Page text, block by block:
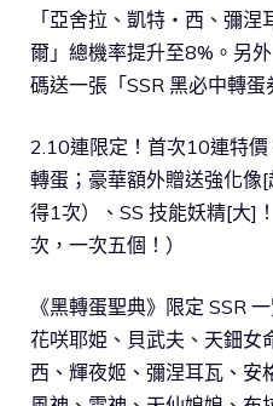
「亞舍拉、凱特‧西、彌涅
爾」總機率提升至8%。另
碼送一張「SSR 黑必中轉蛋
2.10連限定！首次10連特
轉蛋；豪華額外贈送強化
得1次）、SS 技能妖精[大]
次，一次五個！）
《黑轉蛋聖典》限定 SSR
花咲耶姫、貝武夫、天鈿女
西、輝夜姬、彌涅耳瓦、安